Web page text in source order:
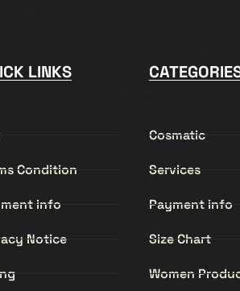
LINKS
Condition
info
Notice
Cosmatic
Services
Payment info
Size Chart
Women